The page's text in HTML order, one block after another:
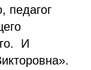
педагог
И